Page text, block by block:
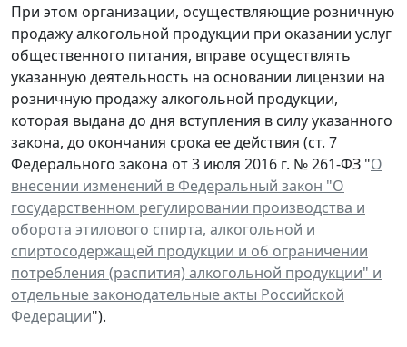
При этом организации, осуществляющие розничную
продажу алкогольной продукции при оказании услуг
общественного питания, вправе осуществлять
указанную деятельность на основании лицензии на
розничную продажу алкогольной продукции,
которая выдана до дня вступления в силу указанного
закона, до окончания срока ее действия (ст. 7
Федерального закона от 3 июля 2016 г. № 261-ФЗ "О
внесении изменений в Федеральный закон "О
государственном регулировании производства и
оборота этилового спирта, алкогольной и
спиртосодержащей продукции и об ограничении
потребления (распития) алкогольной продукции" и
отдельные законодательные акты Российской
Федерации").